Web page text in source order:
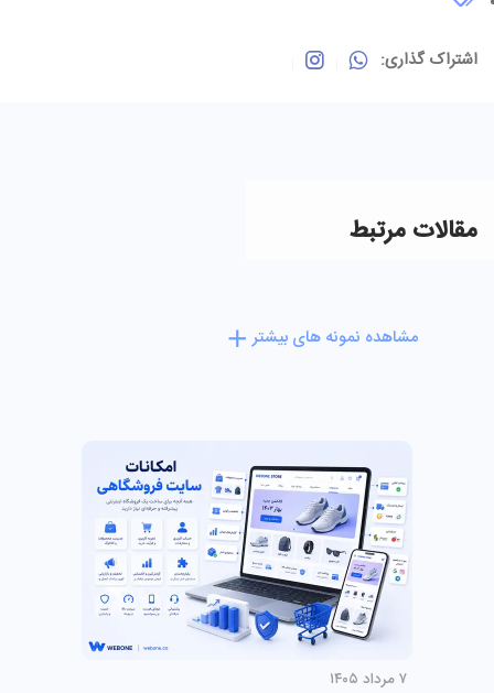
اشتراک گذاری:
مقالات مرتبط
مشاهده نمونه های بیشتر
۷ مرداد ۱۴۰۵